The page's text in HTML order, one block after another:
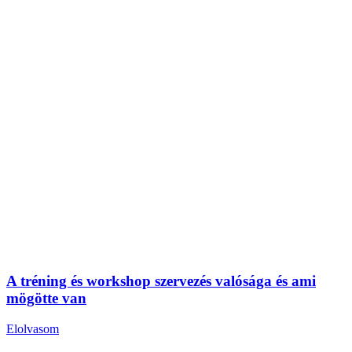
A tréning és workshop szervezés valósága és ami
mögötte van
Elolvasom